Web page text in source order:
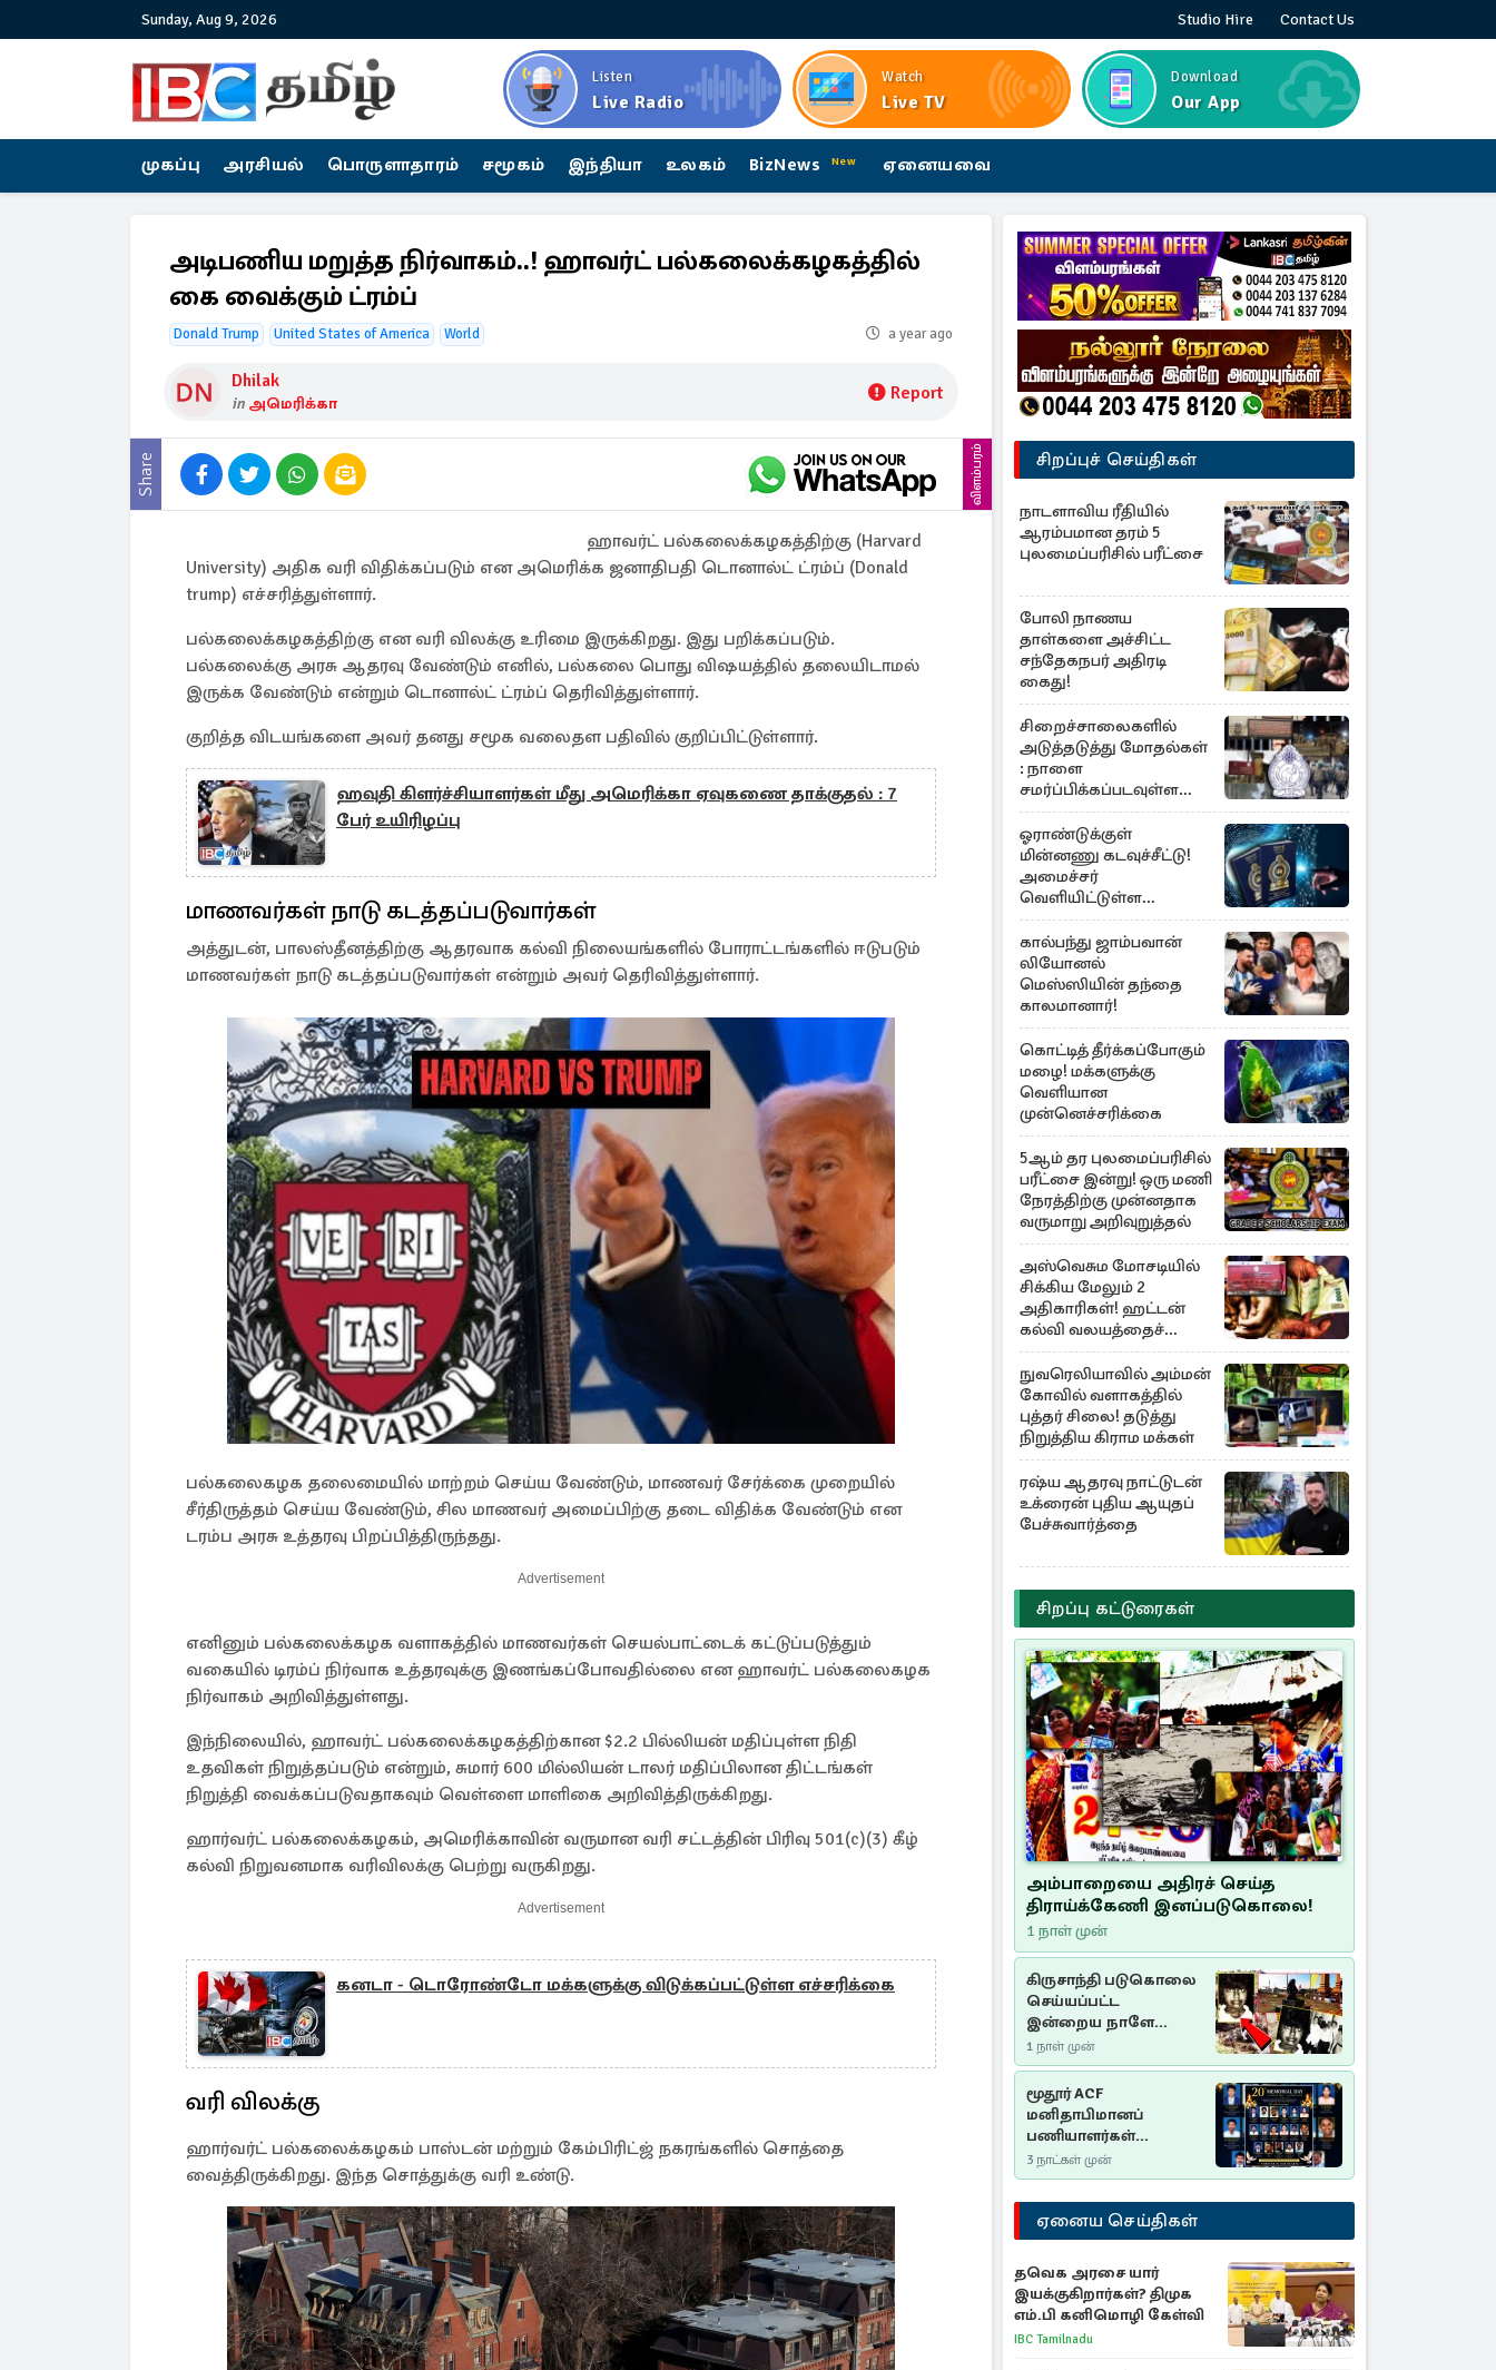
Sunday, Aug 9, 2026 Studio Hire Contact Us
Listen
Live Radio
Watch
Live TV
Download
Our App
முகப்பு அரசியல் பொருளாதாரம் சமூகம் இந்தியா உலகம் BizNews New ஏனையவை
அடிபணிய மறுத்த நிர்வாகம்..! ஹாவர்ட் பல்கலைக்கழகத்தில்
கை வைக்கும் ட்ரம்ப்
Donald Trump United States of America World a year ago
Dhilak
in அமெரிக்கா Report
Share விளம்பரம்
ஹாவர்ட் பல்கலைக்கழகத்திற்கு (Harvard
University) அதிக வரி விதிக்கப்படும் என அமெரிக்க ஜனாதிபதி டொனால்ட் ட்ரம்ப் (Donald
trump) எச்சரித்துள்ளார்.
பல்கலைக்கழகத்திற்கு என வரி விலக்கு உரிமை இருக்கிறது. இது பறிக்கப்படும்.
பல்கலைக்கு அரசு ஆதரவு வேண்டும் எனில், பல்கலை பொது விஷயத்தில் தலையிடாமல்
இருக்க வேண்டும் என்றும் டொனால்ட் ட்ரம்ப் தெரிவித்துள்ளார்.
குறித்த விடயங்களை அவர் தனது சமூக வலைதள பதிவில் குறிப்பிட்டுள்ளார்.
ஹவுதி கிளர்ச்சியாளர்கள் மீது அமெரிக்கா ஏவுகணை தாக்குதல் : 7
பேர் உயிரிழப்பு
மாணவர்கள் நாடு கடத்தப்படுவார்கள்
அத்துடன், பாலஸ்தீனத்திற்கு ஆதரவாக கல்வி நிலையங்களில் போராட்டங்களில் ஈடுபடும்
மாணவர்கள் நாடு கடத்தப்படுவார்கள் என்றும் அவர் தெரிவித்துள்ளார்.
பல்கலைகழக தலைமையில் மாற்றம் செய்ய வேண்டும், மாணவர் சேர்க்கை முறையில்
சீர்திருத்தம் செய்ய வேண்டும், சில மாணவர் அமைப்பிற்கு தடை விதிக்க வேண்டும் என
டரம்ப அரசு உத்தரவு பிறப்பித்திருந்தது.
Advertisement
எனினும் பல்கலைக்கழக வளாகத்தில் மாணவர்கள் செயல்பாட்டைக் கட்டுப்படுத்தும்
வகையில் டிரம்ப் நிர்வாக உத்தரவுக்கு இணங்கப்போவதில்லை என ஹாவர்ட் பல்கலைகழக
நிர்வாகம் அறிவித்துள்ளது.
இந்நிலையில், ஹாவர்ட் பல்கலைக்கழகத்திற்கான $2.2 பில்லியன் மதிப்புள்ள நிதி
உதவிகள் நிறுத்தப்படும் என்றும், சுமார் 600 மில்லியன் டாலர் மதிப்பிலான திட்டங்கள்
நிறுத்தி வைக்கப்படுவதாகவும் வெள்ளை மாளிகை அறிவித்திருக்கிறது.
ஹார்வர்ட் பல்கலைக்கழகம், அமெரிக்காவின் வருமான வரி சட்டத்தின் பிரிவு 501(c)(3) கீழ்
கல்வி நிறுவனமாக வரிவிலக்கு பெற்று வருகிறது.
Advertisement
கனடா - டொரோண்டோ மக்களுக்கு விடுக்கப்பட்டுள்ள எச்சரிக்கை
வரி விலக்கு
ஹார்வர்ட் பல்கலைக்கழகம் பாஸ்டன் மற்றும் கேம்பிரிட்ஜ் நகரங்களில் சொத்தை
வைத்திருக்கிறது. இந்த சொத்துக்கு வரி உண்டு.
சிறப்புச் செய்திகள்
நாடளாவிய ரீதியில்
ஆரம்பமான தரம் 5
புலமைப்பரிசில் பரீட்சை
போலி நாணய
தாள்களை அச்சிட்ட
சந்தேகநபர் அதிரடி
கைது!
சிறைச்சாலைகளில்
அடுத்தடுத்து மோதல்கள்
: நாளை
சமர்ப்பிக்கப்படவுள்ள
அறிக்கை
ஓராண்டுக்குள்
மின்னணு கடவுச்சீட்டு!
அமைச்சர்
வெளியிட்டுள்ள
அறிவிப்பு
கால்பந்து ஜாம்பவான்
லியோனல்
மெஸ்ஸியின் தந்தை
காலமானார்!
கொட்டித் தீர்க்கப்போகும்
மழை! மக்களுக்கு
வெளியான
முன்னெச்சரிக்கை
5ஆம் தர புலமைப்பரிசில்
பரீட்சை இன்று! ஒரு மணி
நேரத்திற்கு முன்னதாக
வருமாறு அறிவுறுத்தல்
அஸ்வெசும மோசடியில்
சிக்கிய மேலும் 2
அதிகாரிகள்! ஹட்டன்
கல்வி வலயத்தைச்
சேர்ந்த 6 ஆசிரியர்கள்
குறித்து விசாரணை
நுவரெலியாவில் அம்மன்
கோவில் வளாகத்தில்
புத்தர் சிலை! தடுத்து
நிறுத்திய கிராம மக்கள்
ரஷ்ய ஆதரவு நாட்டுடன்
உக்ரைன் புதிய ஆயுதப்
பேச்சுவார்த்தை
சிறப்பு கட்டுரைகள்
அம்பாறையை அதிரச் செய்த
திராய்க்கேணி இனப்படுகொலை!
1 நாள் முன்
கிருசாந்தி படுகொலை
செய்யப்பட்ட
இன்றைய நாளே
செம்மணி
இனப்படுகொலை
தினம்…!
1 நாள் முன்
மூதூர் ACF
மனிதாபிமானப்
பணியாளர்கள்
படுகொலை (2006): 20
ஆண்டுகளாகியும் நீதி
மறுக்கப்பட்ட
மனிதாபிமானப்
பேரவலம்
3 நாட்கள் முன்
ஏனைய செய்திகள்
தவெக அரசை யார்
இயக்குகிறார்கள்? திமுக
எம்.பி கனிமொழி கேள்வி
IBC Tamilnadu